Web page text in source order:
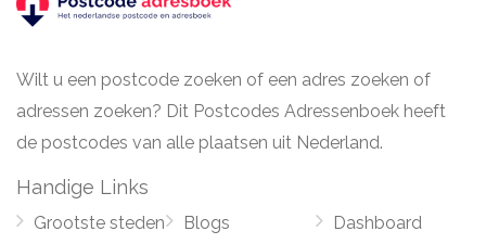
Wilt u een postcode zoeken of een adres zoeken of
adressen zoeken? Dit Postcodes Adressenboek heeft
de postcodes van alle plaatsen uit Nederland.
Handige Links
Grootste steden
Blogs
Dashboard